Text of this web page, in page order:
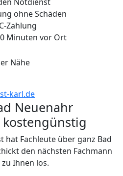
Notdienst
ohne Schäden
Zahlung
Minuten vor Ort
Nähe
karl.de
Neuenahr
hat Fachleute über ganz Bad
den nächsten Fachmann
Ihnen los.